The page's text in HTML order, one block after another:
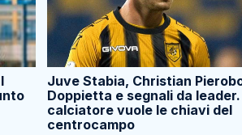
Juve Stabia, Christian
Doppietta e segnali da leader.
calciatore vuole le chiavi del
centrocampo